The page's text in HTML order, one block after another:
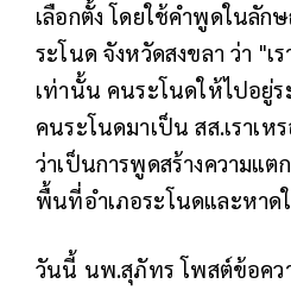
เลือกตั้ง โดยใช้คำพูดในลัก
ระโนด จังหวัดสงขลา ว่า "เ
เท่านั้น คนระโนดให้ไปอยู่ร
คนระโนดมาเป็น สส.เราเห
ว่าเป็นการพูดสร้างความแ
พื้นที่อำเภอระโนดและหาด
วันนี้ นพ.สุภัทร โพสต์ข้อคว